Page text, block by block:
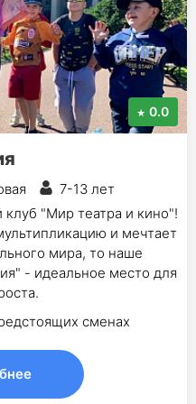
0.0
7-13 лет
"Мир театра и кино"!
и мечтает
мира, то наше
- идеальное место для
сменах